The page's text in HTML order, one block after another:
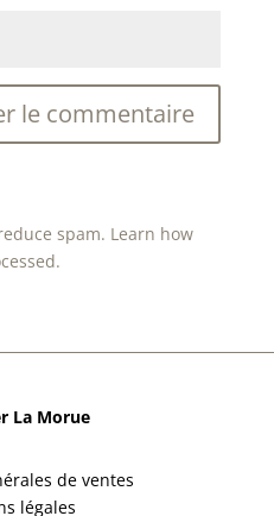
spam. Learn how
La Morue
de ventes
légales